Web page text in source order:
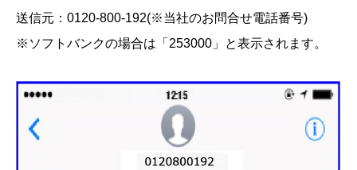
送信元：0120-800-192(※当社のお問合せ電話番号)
※ソフトバンクの場合は「253000」と表示されます。